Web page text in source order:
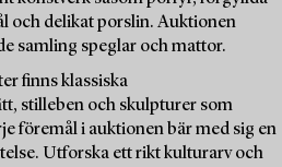
och delikat porslin. Auktionen
samling speglar och mattor.
finns klassiska
stilleben och skulpturer som
föremål i auktionen bär med sig en
Utforska ett rikt kulturarv och